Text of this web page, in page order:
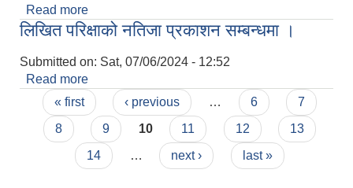
Read more
लिखित परिक्षाको नतिजा प्रकाशन सम्बन्धमा ।
Submitted on: Sat, 07/06/2024 - 12:52
Read more
Pages
« first ‹ previous … 6
7
8
9 10 11 12
13
14
… next › last »